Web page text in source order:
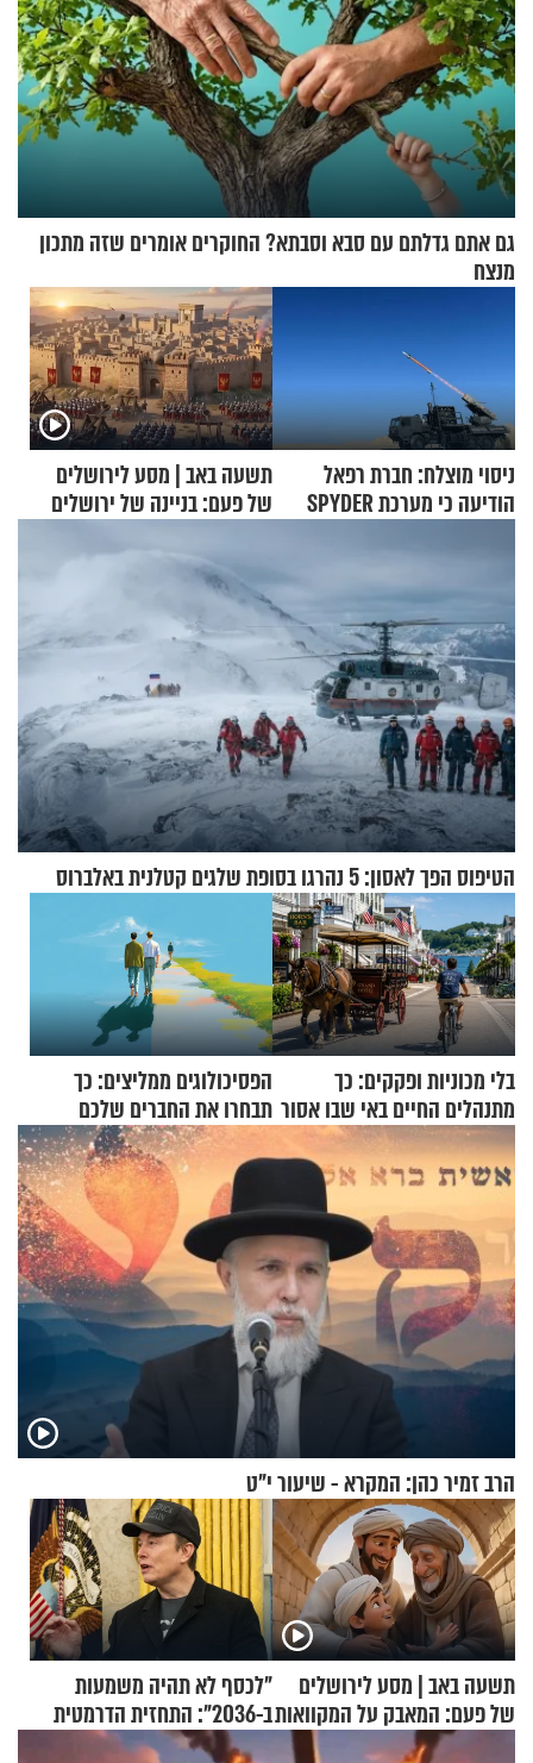
גם אתם גדלתם עם סבא וסבתא? החוקרים אומרים שזה מתכון
מנצח
ניסוי מוצלח: חברת רפאל
הודיעה כי מערכת SPYDER
תשעה באב | מסע לירושלים
של פעם: בניינה של ירושלים
הטיפוס הפך לאסון: 5 נהרגו בסופת שלגים קטלנית באלברוס
בלי מכוניות ופקקים: כך
מתנהלים החיים באי שבו אסור
לנהוג כבר יותר מ-120 שנה
הפסיכולוגים ממליצים: כך
תבחרו את החברים שלכם
בחיים
הרב זמיר כהן: המקרא - שיעור י"ט
תשעה באב | מסע לירושלים
של פעם: המאבק על המקוואות
"לכסף לא תהיה משמעות
ב-2036": התחזית הדרמטית
של אילון מאסק על עתיד